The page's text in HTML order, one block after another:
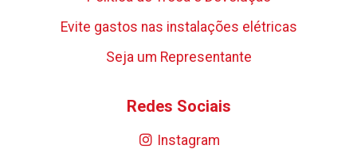
Evite gastos nas instalações elétricas
Seja um Representante
Redes Sociais
Instagram